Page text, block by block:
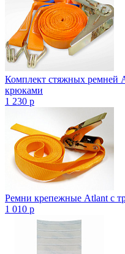
Комплект стяжных ремней
крюками
1 230 p
Ремни крепежные Atlant с
1 010 p